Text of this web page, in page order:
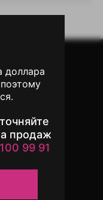
доллара
продаж
99 91